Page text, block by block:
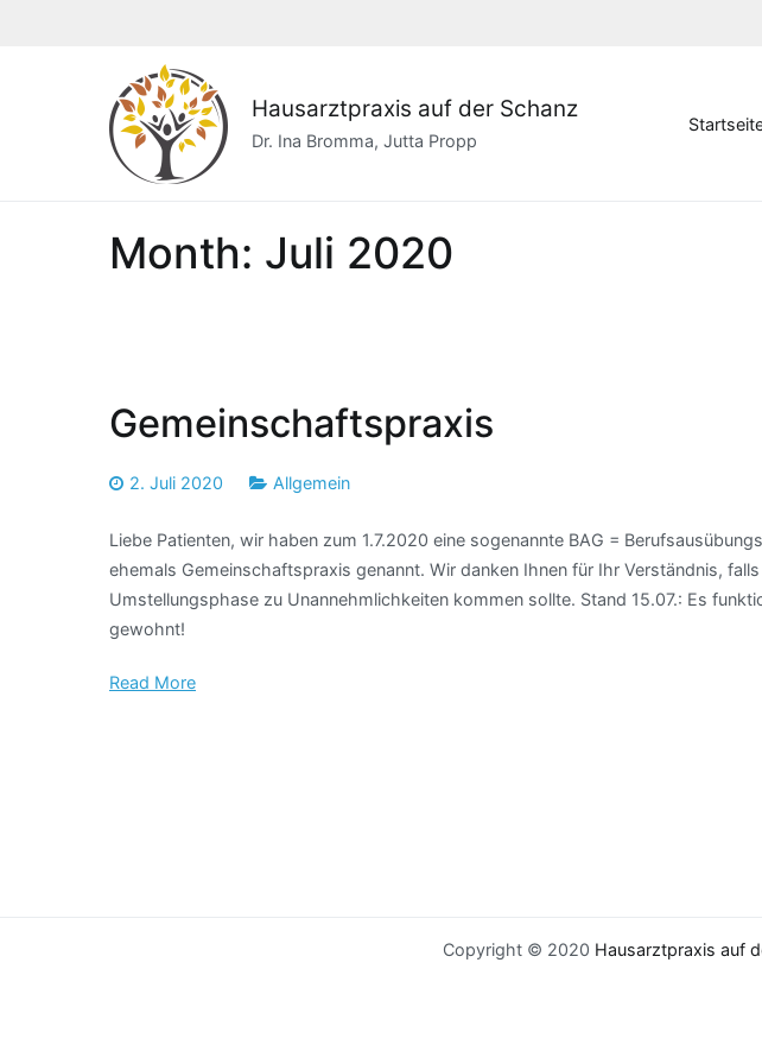
Hausarztpraxis auf der Schanz
Dr. Ina Bromma, Jutta Propp
Month: Juli 2020
Gemeinschaftspraxis
2. Juli 2020 Allgemein
Liebe Patienten, wir haben zum 1.7.2020 eine sogenannte BAG =
ehemals Gemeinschaftspraxis genannt. Wir danken Ihnen für Ihr Verständnis,
Umstellungsphase zu Unannehmlichkeiten kommen sollte. Stand 15.07.: Es
gewohnt!
Read More
Copyright © 2020 Hausarztpraxis auf